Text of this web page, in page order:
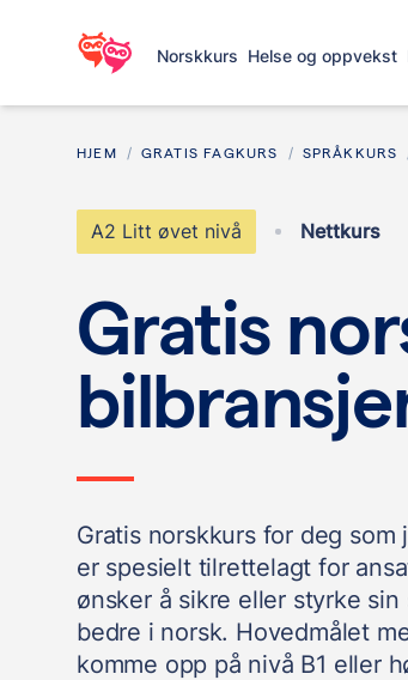
Norskkurs Helse og oppvekst
HJEM GRATIS FAGKURS SPRÅKKURS
A2 Litt øvet nivå Nettkurs
Gratis
Gratis norskkurs for deg
er spesielt tilrettelagt for
ønsker å sikre eller styrke
bedre i norsk. Hovedmålet
komme opp på nivå B1 eller